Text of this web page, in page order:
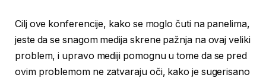
Cilj ove konferencije, kako se moglo čuti na panelima,
jeste da se snagom medija skrene pažnja na ovaj veliki
problem, i upravo mediji pomognu u tome da se pred
ovim problemom ne zatvaraju oči, kako je sugerisano